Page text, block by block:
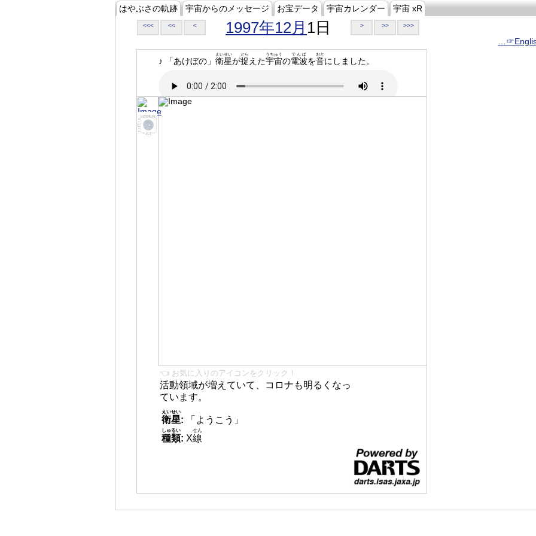
はやぶさの軌跡 宇宙からのメッセージ お宝データ 宇宙カレンダー 宇宙 xR
<<< << < 1997年12月 1日 > >> >>>
♪ 「あけぼの」 衛星
えいせい
が捉
とら
えた宇宙
うちゅう
の電波
でんぱ
を音
おと
にしました。
👈 お気に入りのアイコンをクリック！
活動領域が増えていて、コロナも明るくなっ
ています。
衛星
えいせい
:
「ようこう」
種類
しゅるい
: X線
せん